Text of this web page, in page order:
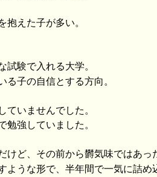
抱えた子が多い。
試験で入れる大学。
る子の自信とする方向。
ていませんでした。
勉強していました。
ど、その前から欝気味ではあっ
うな形で、半年間で一気に詰め